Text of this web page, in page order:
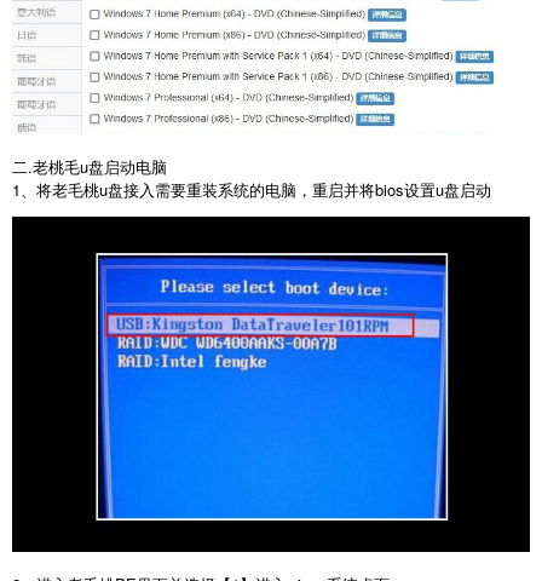
二.老桃毛u盘启动电脑
1、将老毛桃u盘接入需要重装系统的电脑，重启并将bios设置u盘启动